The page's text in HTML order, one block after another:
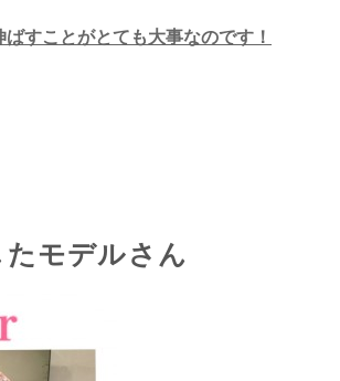
すことがとても大事なのです！
たモデルさん